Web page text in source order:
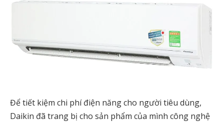
Để tiết kiệm chi phí điện năng cho người tiêu dùng,
Daikin đã trang bị cho sản phẩm của mình công nghệ